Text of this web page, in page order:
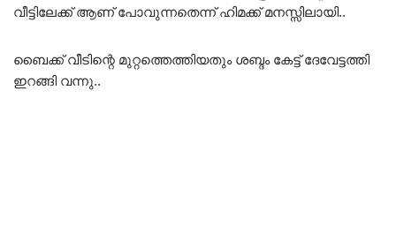
വീട്ടിലേക്ക് ആണ് പോവുന്നതെന്ന് ഹിമക്ക് മനസ്സിലായി..
ബൈക്ക് വീടിന്റെ മുറ്റത്തെത്തിയതും ശബ്ദം കേട്ട് ദേവേട്ടത്തി
ഇറങ്ങി വന്നു..